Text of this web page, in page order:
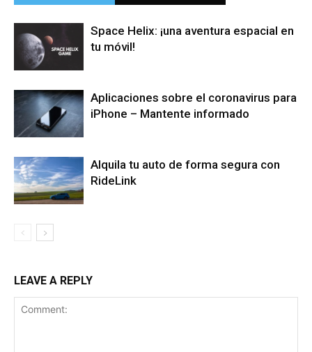
Space Helix: ¡una aventura espacial en
tu móvil!
Aplicaciones sobre el coronavirus para
iPhone – Mantente informado
Alquila tu auto de forma segura con
RideLink
LEAVE A REPLY